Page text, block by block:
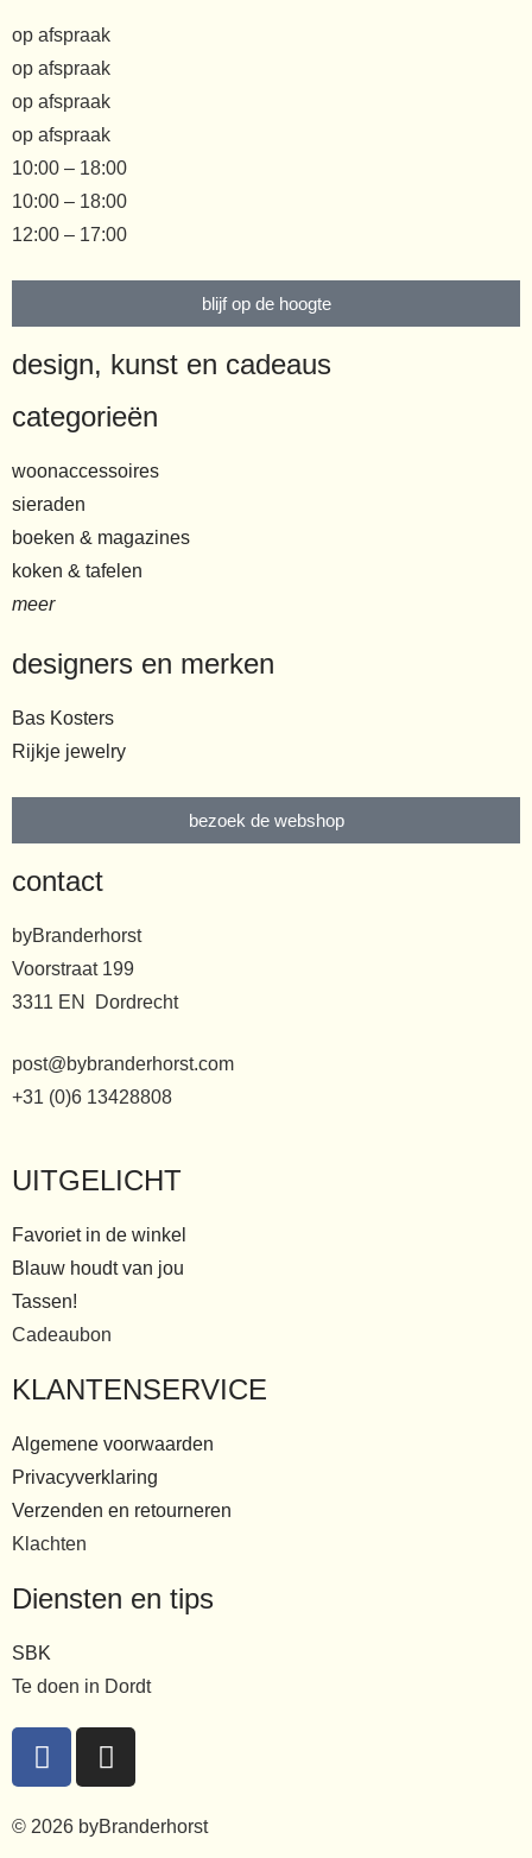
op afspraak
op afspraak
op afspraak
op afspraak
10:00 – 18:00
10:00 – 18:00
12:00 – 17:00
blijf op de hoogte
design, kunst en cadeaus
categorieën
woonaccessoires
sieraden
boeken & magazines
koken & tafelen
meer
designers en merken
Bas Kosters
Rijkje jewelry
bezoek de webshop
contact
byBranderhorst
Voorstraat 199
3311 EN Dordrecht
post@bybranderhorst.com
+31 (0)6 13428808
UITGELICHT
Favoriet in de winkel
Blauw houdt van jou
Tassen!
Cadeaubon
KLANTENSERVICE
Algemene voorwaarden
Privacyverklaring
Verzenden en retourneren
Klachten
Diensten en tips
SBK
Te doen in Dordt
© 2026 byBranderhorst